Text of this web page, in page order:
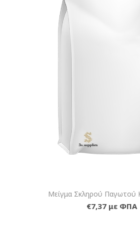
Μείγμα Σκληρού Παγωτού
€7,37 με ΦΠΑ